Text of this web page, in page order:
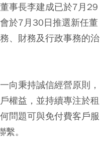
事長李建成已於7月29
於7月30日推選新任董
、財務及行政事務的治
向秉持誠信經營原則，
權益，並持續專注於租
問題可與免付費客戶服
。